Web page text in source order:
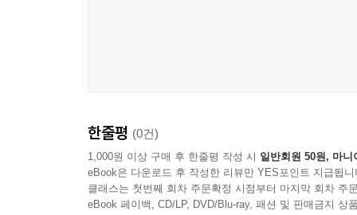
한줄평 (0건)
1,000원 이상 구매 후 한줄평 작성 시 일반회원 50원, 마니
eBook은 다운로드 후 작성한 리뷰만 YES포인트 지급됩니
클래스는 첫번째 회차 주문확정 시점부터 마지막 회차 주
eBook 페이백, CD/LP, DVD/Blu-ray, 패션 및 판매금지 상